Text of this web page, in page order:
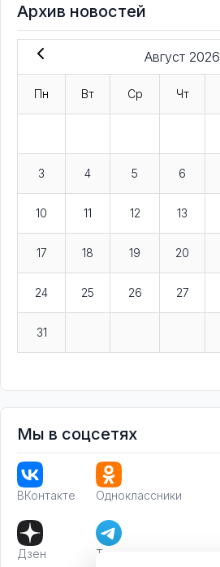
Архив новостей
Август 2026
Пн Вт Ср Чт
3 4 5 6
10 11 12 13
17 18 19 20
24 25 26 27
31
Мы в соцсетях
ВКонтакте Одноклассники
Дзен Телеграм